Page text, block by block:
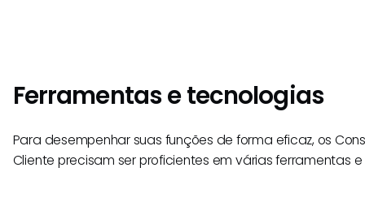
Ferramentas e tecnologias
Para desempenhar suas funções de forma eficaz, os
Cliente precisam ser proficientes em várias ferramentas